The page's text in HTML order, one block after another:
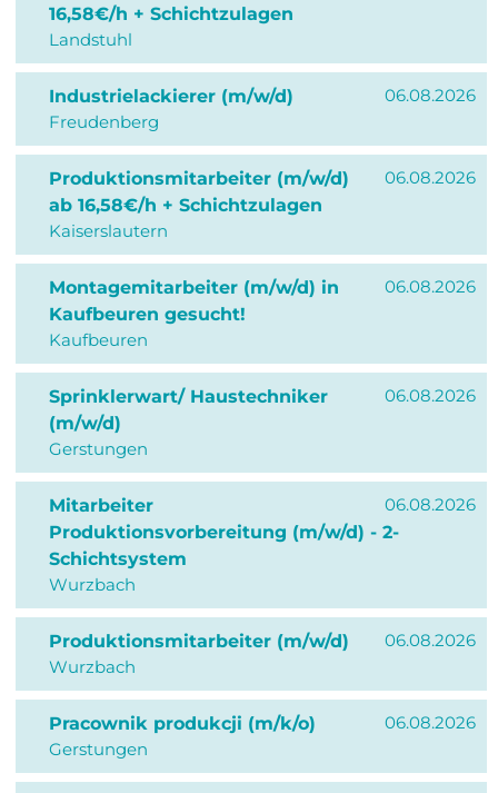
16,58€/h + Schichtzulagen
Landstuhl
06.08.2026
Industrielackierer (m/w/d)
Freudenberg
06.08.2026
Produktionsmitarbeiter (m/w/d)
ab 16,58€/h + Schichtzulagen
Kaiserslautern
06.08.2026
Montagemitarbeiter (m/w/d) in
Kaufbeuren gesucht!
Kaufbeuren
06.08.2026
Sprinklerwart/ Haustechniker
(m/w/d)
Gerstungen
06.08.2026
Mitarbeiter
Produktionsvorbereitung (m/w/d) - 2-
Schichtsystem
Wurzbach
06.08.2026
Produktionsmitarbeiter (m/w/d)
Wurzbach
06.08.2026
Pracownik produkcji (m/k/o)
Gerstungen